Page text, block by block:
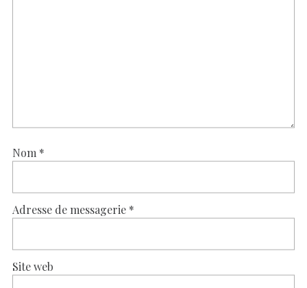
Nom *
Adresse de messagerie *
Site web